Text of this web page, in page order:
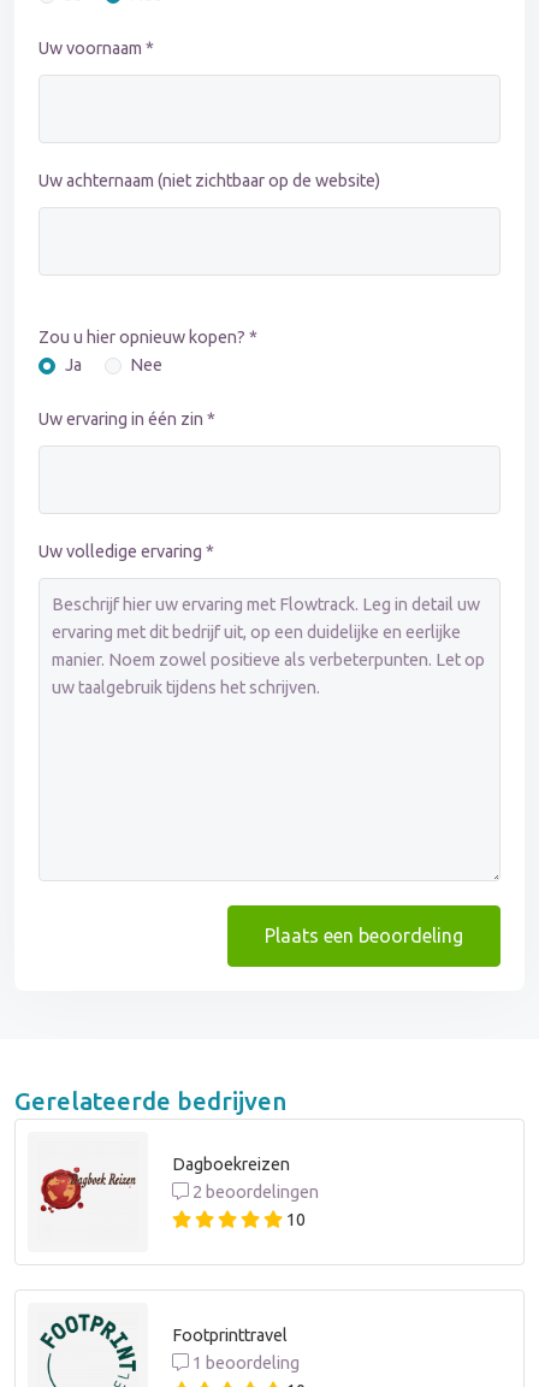
Uw voornaam *
Uw achternaam (niet zichtbaar op de website)
Zou u hier opnieuw kopen? *
Ja
Nee
Uw ervaring in één zin *
Uw volledige ervaring *
Plaats een beoordeling
Gerelateerde bedrijven
Dagboekreizen
2 beoordelingen
10
Footprinttravel
1 beoordeling